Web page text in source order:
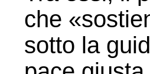
che
sotto la